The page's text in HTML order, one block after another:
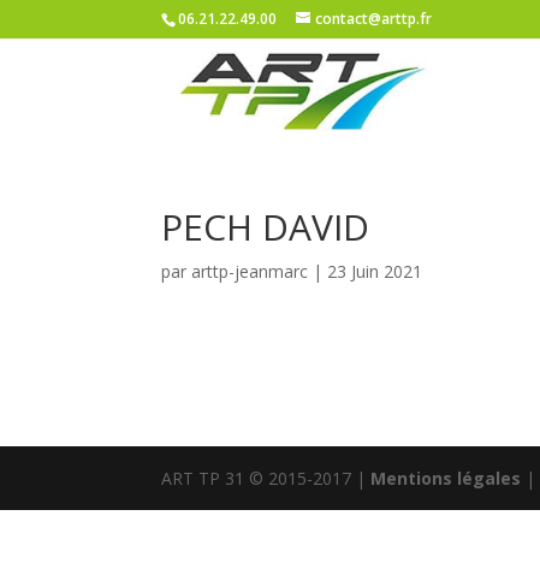
06.21.22.49.00 contact@arttp.fr
PECH DAVID
par arttp-jeanmarc | 23 Juin 2021
ART TP 31 © 2015-2017 | Mentions légales |